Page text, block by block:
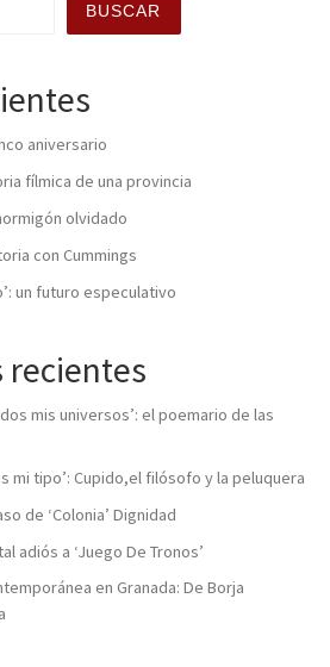
BUSCAR
aniversario
fílmica de una provincia
olvidado
con Cummings
un futuro especulativo
recientes
mis universos’: el poemario de las
mi tipo’: Cupido,el filósofo y la peluquera
de ‘Colonia’ Dignidad
adiós a ‘Juego De Tronos’
en Granada: De Borja